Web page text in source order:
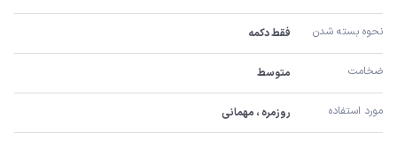
نحوه بسته شدن فقط دکمه
ضخامت متوسط
مورد استفاده روزمره ، مهمانی